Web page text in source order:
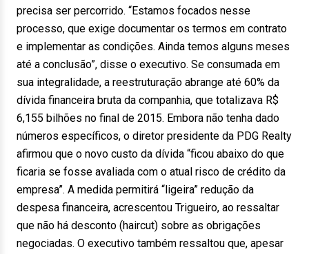
precisa ser percorrido. “Estamos focados nesse
processo, que exige documentar os termos em contrato
e implementar as condições. Ainda temos alguns meses
até a conclusão”, disse o executivo. Se consumada em
sua integralidade, a reestruturação abrange até 60% da
dívida financeira bruta da companhia, que totalizava R$
6,155 bilhões no final de 2015. Embora não tenha dado
números específicos, o diretor presidente da PDG Realty
afirmou que o novo custo da dívida “ficou abaixo do que
ficaria se fosse avaliada com o atual risco de crédito da
empresa”. A medida permitirá “ligeira” redução da
despesa financeira, acrescentou Trigueiro, ao ressaltar
que não há desconto (haircut) sobre as obrigações
negociadas. O executivo também ressaltou que, apesar